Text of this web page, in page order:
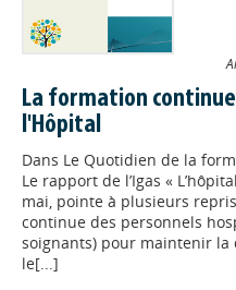
La formation
l'Hôpital
Dans Le Quotidien de la
Le rapport de l’Igas «
mai, pointe à plusieurs
continue des personnels
soignants) pour maintenir
le[...]